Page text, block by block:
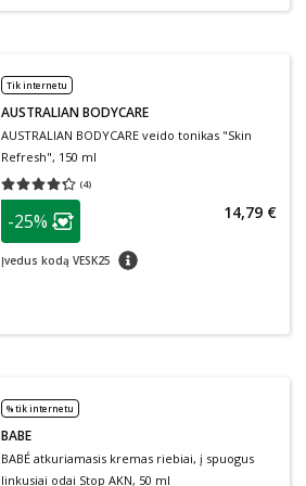
Tik internetu
AUSTRALIAN BODYCARE
AUSTRALIAN BODYCARE veido tonikas "Skin
Refresh", 150 ml
(4)
Vidutinis įvertinimas 4.25
patarimas
Lojalumo klubo narių nuolaida
-25%
Įvedus kodą VESK25 patarimas
14,79 €
% tik internetu
BABE
BABÉ atkuriamasis kremas riebiai, į spuogus
linkusiai odai Stop AKN, 50 ml